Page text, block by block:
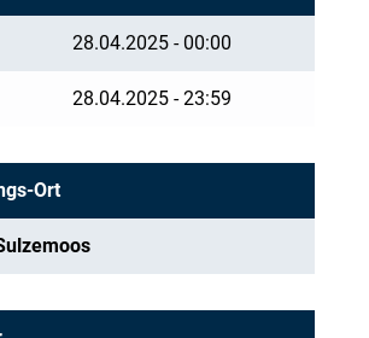
28.04.2025 - 00:00
28.04.2025 - 23:59
Ort